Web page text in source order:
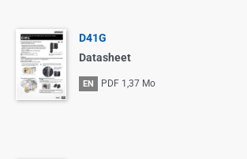
D41G
Datasheet
EN PDF 1,37 Mo